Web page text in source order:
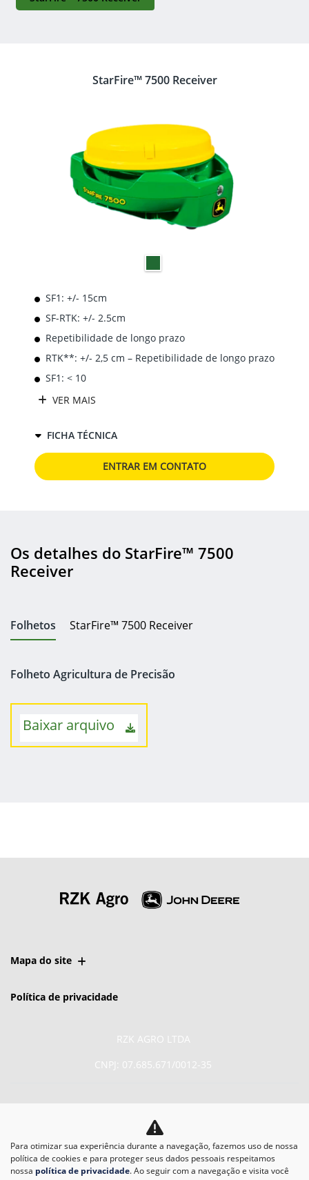
StarFire™ 7500 Receiver
SF1: +/- 15cm
SF-RTK: +/- 2.5cm
Repetibilidade de longo prazo
RTK**: +/- 2,5 cm – Repetibilidade de longo prazo
SF1: < 10
VER MAIS
FICHA TÉCNICA
ENTRAR EM CONTATO
Os detalhes do StarFire™ 7500
Receiver
Folhetos StarFire™ 7500 Receiver
Folheto Agricultura de Precisão
Baixar arquivo
Mapa do site
Política de privacidade
RZK AGRO LTDA
CNPJ: 07.685.671/0012-35
No trânsito, enxergar o
outro salva vidas.
Para otimizar sua experiência durante a navegação, fazemos uso de nossa
política de cookies e para proteger seus dados pessoais respeitamos
nossa política de privacidade. Ao seguir com a navegação e visita você